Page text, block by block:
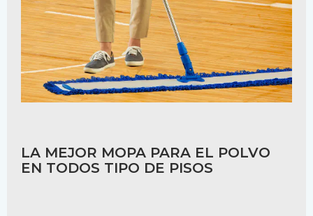
LA MEJOR MOPA PARA EL POLVO
EN TODOS TIPO DE PISOS